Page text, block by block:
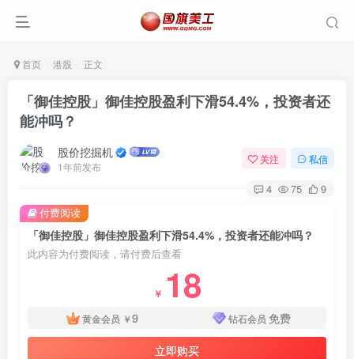
首页 港股 正文
「御佳控股」御佳控股盈利下滑54.4%，投资者还
能冲吗？
股价挖掘机
1年前发布
关注 私信
4 75 9
「御佳控股」御佳控股盈利下滑54.4%，投资者还能冲吗？
此内容为付费阅读，请付费后查看
￥ 18
黄金会员 ￥9 钻石会员 免费
立即购买
付费阅读